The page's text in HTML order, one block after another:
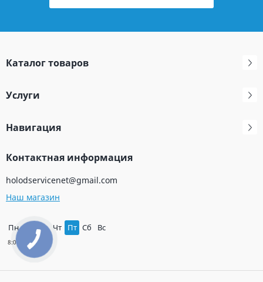
Каталог товаров
Услуги
Навигация
Контактная информация
holodservicenet@gmail.com
Наш магазин
Пн Вт Ср Чт Пт Сб Вс